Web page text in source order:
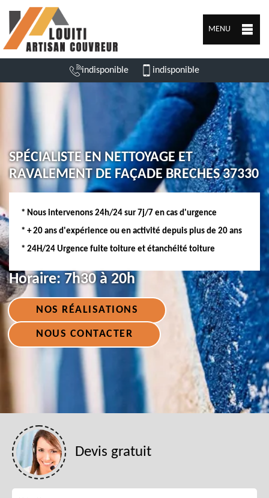
MENU
indisponible indisponible
SPÉCIALISTE EN NETTOYAGE ET
RAVALEMENT DE FAÇADE BRECHES 37330
* Nous intervenons 24h/24 sur 7j/7 en cas d'urgence
* + 20 ans d'expérience ou en activité depuis plus de 20 ans
* 24H/24 Urgence fuite toiture et étanchéité toiture
Horaire: 7h30 à 20h
NOS RÉALISATIONS
NOUS CONTACTER
Devis gratuit